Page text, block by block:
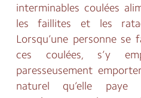
interminables coulées
les faillites et les
Lorsqu’une personne
ces coulées, s’y
paresseusement
naturel qu’elle